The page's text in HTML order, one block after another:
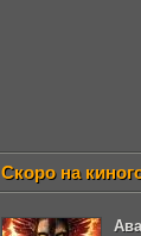
Скоро на